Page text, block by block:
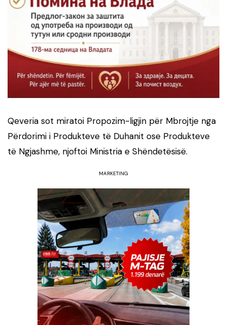
Qeveria sot miratoi Propozim-ligjin për Mbrojtje nga
Përdorimi i Produkteve të Duhanit ose Produkteve
të Ngjashme, njoftoi Ministria e Shëndetësisë.
MARKETING